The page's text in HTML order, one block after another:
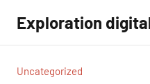
contenu
Exploration
Uncategorized